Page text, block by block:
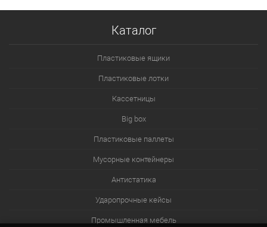
Каталог
Пластиковые ящики
Пластиковые лотки
Кассетницы
Big box
Пластиковые паллеты
Мусорные контейнеры
Антистатика
Ударопрочные кейсы
Промышленная мебель